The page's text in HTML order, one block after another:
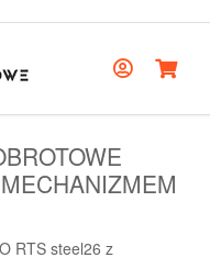
RTS steel26 z